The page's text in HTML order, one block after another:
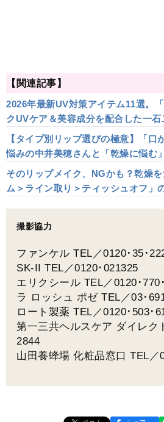
【関連記事】
2026年最新UV対策アイテム11選。
クUVケア＆美容成分を配合した一
【タイプ別リップ選びの極意】「口
悩みの中井美穂さんと「乾燥に悩む
消テクニックとおすすめリップ6選
そのリップメイク、NGかも？乾燥
ム＞ライン取り＞ティッシュオフ」
撮影協力
ファンケル TEL／0120･35･
SK-II TEL／0120･021325
エリクシール TEL／0120･770
ラ ロッシュ ポゼ TEL／03･
ロート製薬 TEL／0120･503･
第一三共ヘルスケア ダイレク
2844
山田養蜂場 化粧品窓口 TEL／